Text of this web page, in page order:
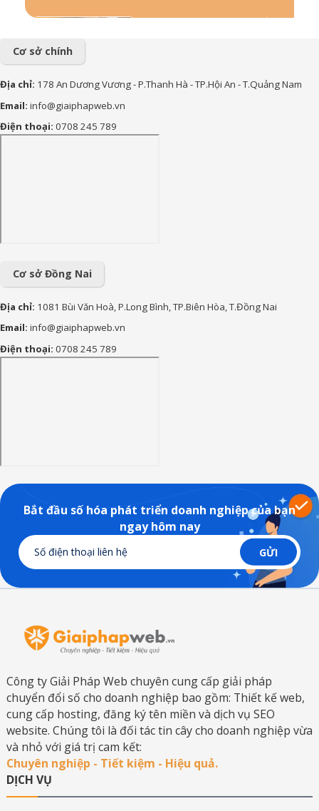
57+ Những lời chúc bà bầu
thuận lợi hay và ý nghĩa nhất
Cơ sở chính
Địa chỉ: 178 An Dương Vương - P.Thanh Hà - TP.Hội An - T.Quảng Nam
Email: info@giaiphapweb.vn
Điện thoại: 0708 245 789
Cơ sở Đồng Nai
Địa chỉ: 1081 Bùi Văn Hoà, P.Long Bình, TP.Biên Hòa, T.Đồng Nai
Email: info@giaiphapweb.vn
Điện thoại: 0708 245 789
Bắt đầu số hóa phát triển doanh nghiệp của bạn
ngay hôm nay
Công ty Giải Pháp Web chuyên cung cấp giải pháp
chuyển đổi số cho doanh nghiệp bao gồm: Thiết kế web,
cung cấp hosting, đăng ký tên miền và dịch vụ SEO
website. Chúng tôi là đối tác tin cây cho doanh nghiệp vừa
và nhỏ với giá trị cam kết:
Chuyên nghiệp - Tiết kiệm - Hiệu quả.
DỊCH VỤ